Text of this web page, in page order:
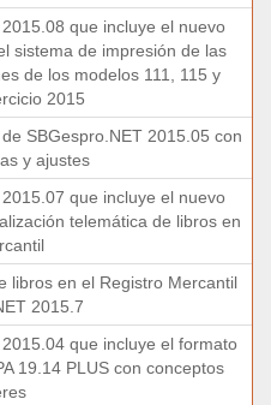
que incluye el nuevo
sistema de impresión de las
de los modelos 111, 115 y
2015
SBGespro.NET 2015.05 con
y ajustes
que incluye el nuevo
telemática de libros en
libros en el Registro Mercantil
2015.7
que incluye el formato
19.14 PLUS con conceptos